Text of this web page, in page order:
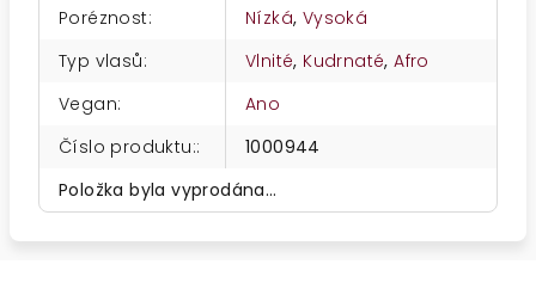
Poréznost: Nízká, Vysoká
Typ vlasů: Vlnité, Kudrnaté,Afro
Vegan:
Ano
Číslo produktu::
1000944
Položka byla vyprodána…